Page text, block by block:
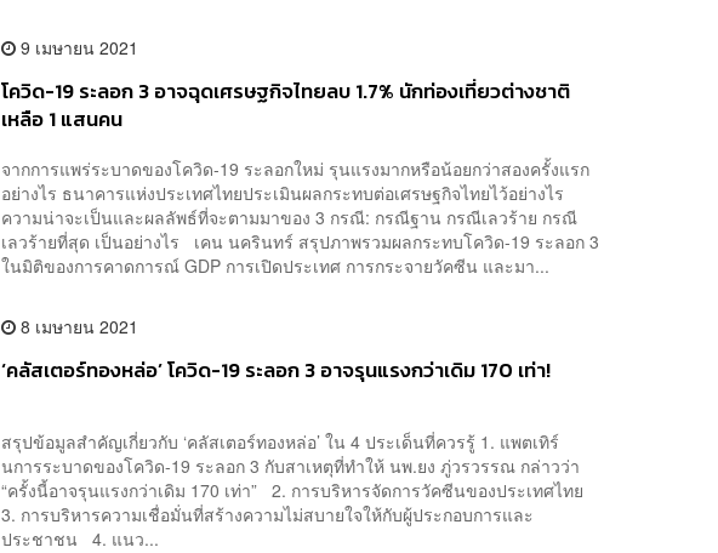
9 เมษายน 2021
โควิด-19 ระลอก 3 อาจฉุดเศรษฐกิจไทยลบ 1.7% นักท่องเที่ยวต่างชาติ
เหลือ 1 แสนคน
จากการแพร่ระบาดของโควิด-19 ระลอกใหม่ รุนแรงมากหรือน้อยกว่าสองครั้งแรก
อย่างไร ธนาคารแห่งประเทศไทยประเมินผลกระทบต่อเศรษฐกิจไทยไว้อย่างไร
ความน่าจะเป็นและผลลัพธ์ที่จะตามมาของ 3 กรณี: กรณีฐาน กรณีเลวร้าย กรณี
เลวร้ายที่สุด เป็นอย่างไร เคน นครินทร์ สรุปภาพรวมผลกระทบโควิด-19 ระลอก 3
ในมิติของการคาดการณ์ GDP การเปิดประเทศ การกระจายวัคซีน และมา...
8 เมษายน 2021
‘คลัสเตอร์ทองหล่อ’ โควิด-19 ระลอก 3 อาจรุนแรงกว่าเดิม 170 เท่า!
สรุปข้อมูลสำคัญเกี่ยวกับ ‘คลัสเตอร์ทองหล่อ’ ใน 4 ประเด็นที่ควรรู้ 1. แพตเทิร์
นการระบาดของโควิด-19 ระลอก 3 กับสาเหตุที่ทำให้ นพ.ยง ภู่วรวรรณ กล่าวว่า
“ครั้งนี้อาจรุนแรงกว่าเดิม 170 เท่า” 2. การบริหารจัดการวัคซีนของประเทศไทย
3. การบริหารความเชื่อมั่นที่สร้างความไม่สบายใจให้กับผู้ประกอบการและ
ประชาชน 4. แนว...